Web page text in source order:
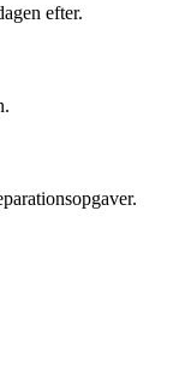
efter.